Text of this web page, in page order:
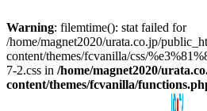
Warning: filemtime(): stat failed for
/home/magnet2020/urata.co.jp/
content/themes/fcvanilla/css/
7-2.css in /home/magnet2020/
content/themes/fcvanilla/